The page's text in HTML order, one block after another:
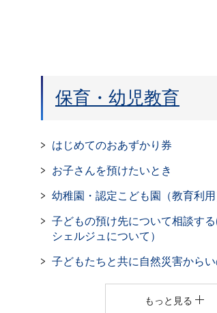
保育・幼児教育
はじめてのおあずかり券
お子さんを預けたいとき
幼稚園・認定こども園（教育利用
子どもの預け先について相談す
シェルジュについて）
子どもたちと共に自然災害から
もっと見る